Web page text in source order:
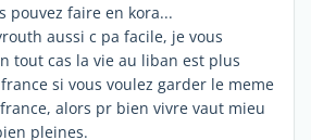
pouvez faire en kora...
aussi c pa facile, je vous
tout cas la vie au liban est plus
si vous voulez garder le meme
alors pr bien vivre vaut mieu
pleines.